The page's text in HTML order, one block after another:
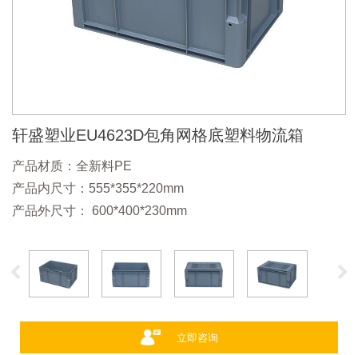
轩盛塑业EU4623D包角网格底塑料物流箱
产品材质：全新料PE
产品内尺寸：555*355*220mm
产品外尺寸： 600*400*230mm
立即咨询